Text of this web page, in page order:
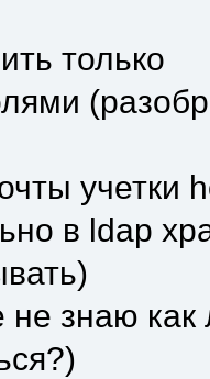
только
учетки
в ldap
знаю